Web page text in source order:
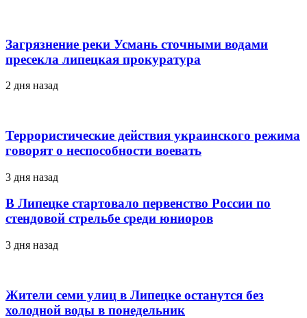
Загрязнение реки Усмань сточными водами
пресекла липецкая прокуратура
2 дня назад
Террористические действия украинского режима
говорят о неспособности воевать
3 дня назад
В Липецке стартовало первенство России по
стендовой стрельбе среди юниоров
3 дня назад
Жители семи улиц в Липецке останутся без
холодной воды в понедельник